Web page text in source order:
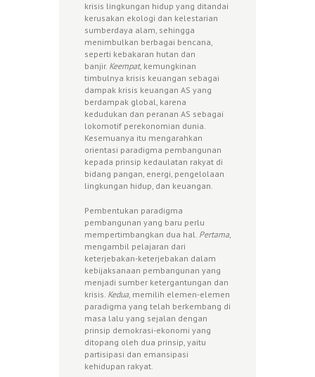
krisis lingkungan hidup yang ditandai
kerusakan ekologi dan kelestarian
sumberdaya alam, sehingga
menimbulkan berbagai bencana,
seperti kebakaran hutan dan
banjir. Keempat, kemungkinan
timbulnya krisis keuangan sebagai
dampak krisis keuangan AS yang
berdampak global, karena
kedudukan dan peranan AS sebagai
lokomotif perekonomian dunia.
Kesemuanya itu mengarahkan
orientasi paradigma pembangunan
kepada prinsip kedaulatan rakyat di
bidang pangan, energi, pengelolaan
lingkungan hidup, dan keuangan.
Pembentukan paradigma
pembangunan yang baru perlu
mempertimbangkan dua hal. Pertama
mengambil pelajaran dari
keterjebakan-keterjebakan dalam
kebijaksanaan pembangunan yang
menjadi sumber ketergantungan dan
krisis. Kedua , memilih elemen-elemen
paradigma yang telah berkembang di
masa lalu yang sejalan dengan
prinsip demokrasi-ekonomi yang
ditopang oleh dua prinsip, yaitu
partisipasi dan emansipasi
kehidupan rakyat.